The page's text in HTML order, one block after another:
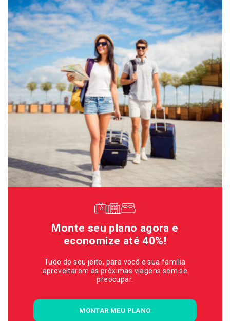
Monte seu plano agora e
economize até 40%!
Tudo do seu jeito, para você e sua família
aproveitarem as próximas viagens sem se
preocupar.
MONTAR MEU PLANO